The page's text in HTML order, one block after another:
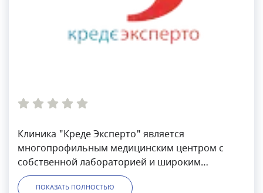
Клиника "Креде Эксперто" является
многопрофильным медицинским центром с
собственной лабораторией и широким
спектром методов и инструментов диагностики.
ПОКАЗАТЬ ПОЛНОСТЬЮ